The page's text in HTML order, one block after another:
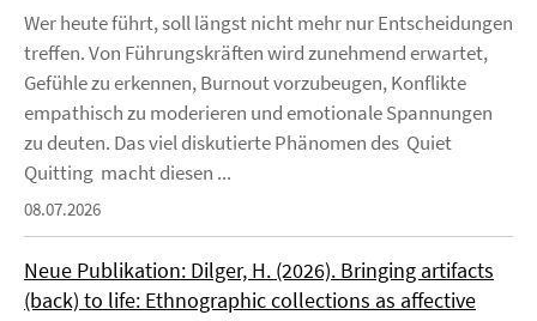
Wer heute führt, soll längst nicht mehr nur Entscheidungen
treffen. Von Führungskräften wird zunehmend erwartet,
Gefühle zu erkennen, Burnout vorzubeugen, Konflikte
empathisch zu moderieren und emotionale Spannungen
zu deuten. Das viel diskutierte Phänomen des Quiet
Quitting macht diesen ...
08.07.2026
Neue Publikation: Dilger, H. (2026). Bringing artifacts
(back) to life: Ethnographic collections as affective